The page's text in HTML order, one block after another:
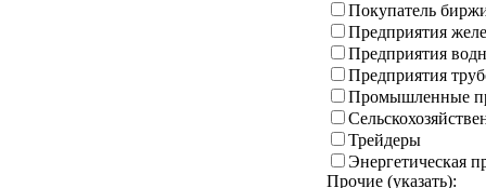
Покупатель
Предприятия
Предприятия
Предприятия
Промышленные
Трейдеры
Энергетическая
Прочие (указать):